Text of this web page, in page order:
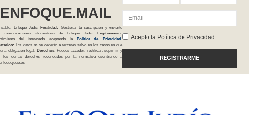
ENFOQUE.MAIL
Enfoque Judío. Finalidad:
Gestionar tu suscripción y enviarte
comunicaciones informativas de Enfoque Judío.
Legitimación:
del interesado aceptando la
Políticade Privacidad.
Los datos no se cederán a terceros salvo en los casos en que
obligación legal. Derechos: Puedes acceder, rectificar, suprimir y
los demás derechos reconocidos por la normativa escribiendo a
Acepto la Política de Privacidad
REGISTRARME